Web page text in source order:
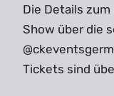
Die Details
Show über die
Tickets sind